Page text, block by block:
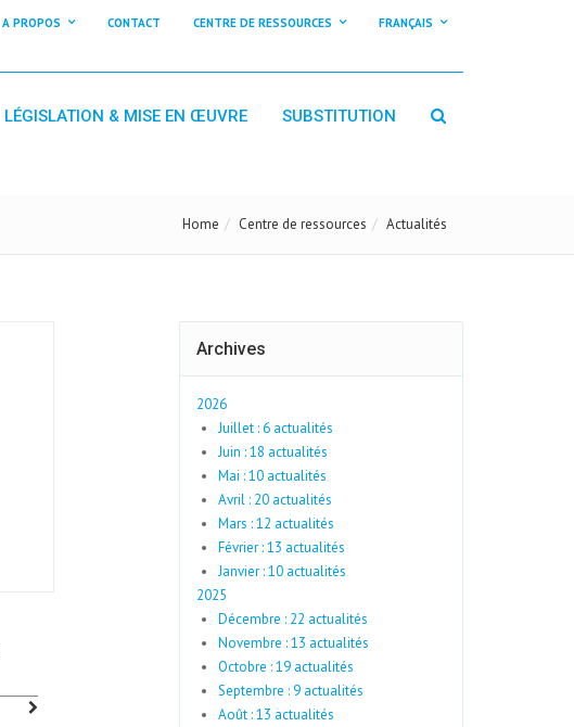
A PROPOS CONTACT CENTRE DE RESSOURCES FRANÇAIS
LÉGISLATION & MISE EN ŒUVRE SUBSTITUTION
Home Centre de ressources Actualités
Archives
2026
Juillet : 6 actualités
Juin : 18 actualités
Mai : 10 actualités
Avril : 20 actualités
Mars : 12 actualités
Février : 13 actualités
Janvier : 10 actualités
2025
Décembre : 22 actualités
Novembre : 13 actualités
Octobre : 19 actualités
Septembre : 9 actualités
Août : 13 actualités